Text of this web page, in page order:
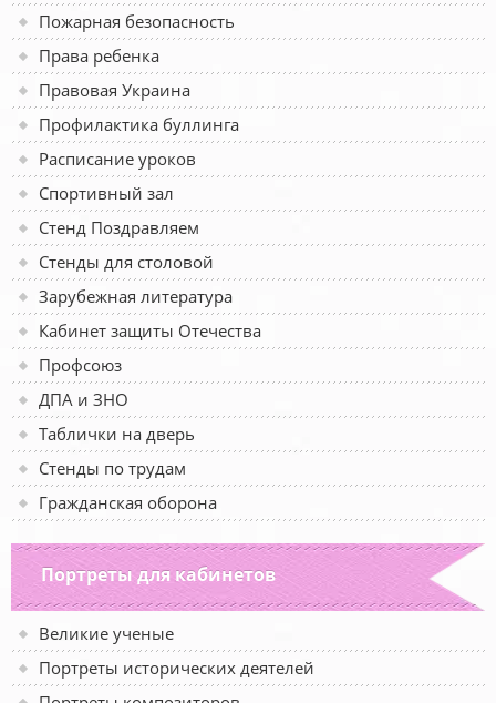
Пожарная безопасность
Права ребенка
Правовая Украина
Профилактика буллинга
Расписание уроков
Спортивный зал
Стенд Поздравляем
Стенды для столовой
Зарубежная литература
Кабинет защиты Отечества
Профсоюз
ДПА и ЗНО
Таблички на дверь
Стенды по трудам
Гражданская оборона
Портреты для кабинетов
Великие ученые
Портреты исторических деятелей